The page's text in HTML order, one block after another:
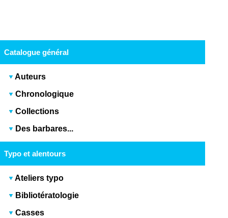
Catalogue général
Auteurs
Chronologique
Collections
Des barbares...
Typo et alentours
Ateliers typo
Bibliotératologie
Casses